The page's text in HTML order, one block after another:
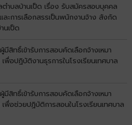
ตำบลบ้านเป็ด เรื่อง รับสมัครสอบบุคคล
ละการเลือกสรรเป็นพนักงานจ้าง สังกัด
นเป็ด
มีสิทธิ์เข้ารับการสอบคัดเลือกจ้างเหมา
พื่อปฏิบัติงานธุรการในโรงเรียนเทศบาล
มีสิทธิ์เข้ารับการสอบคัดเลือกจ้างเหมา
พื่อช่วยปฏิบัติการสอนในโรงเรียนเทศบาล